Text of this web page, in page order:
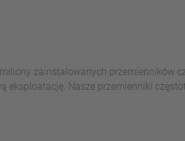
zainstalowanych przemienników
eksploatację. Nasze przemienniki